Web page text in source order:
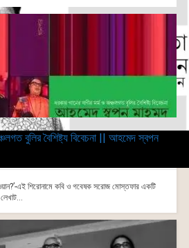
বুলির বৈশিষ্ট্য বিবেচনা || আহমেদ স্বপন
এই শিরোনামে কবি ও গবেষক সরোজ মোস্তফার একটি